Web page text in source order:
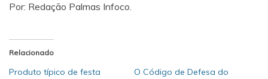
Por: Redação Palmas Infoco.
Relacionado
Produto típico de festa
O Código de Defesa do